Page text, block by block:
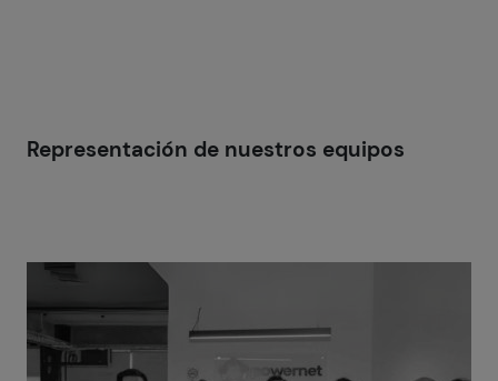
Representación de nuestros equipos